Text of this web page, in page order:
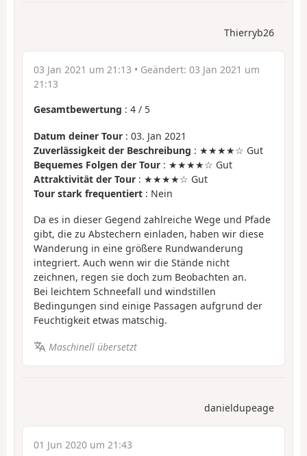
Thierryb26
03 Jan 2021 um 21:13 • Geändert: 03 Jan 2021 um
21:13
Gesamtbewertung : 4 / 5
Datum deiner Tour : 03. Jan 2021
Zuverlässigkeit der Beschreibung : ★★★★☆ Gut
Bequemes Folgen der Tour : ★★★★☆ Gut
Attraktivität der Tour : ★★★★☆ Gut
Tour stark frequentiert : Nein
Da es in dieser Gegend zahlreiche Wege und Pfade
gibt, die zu Abstechern einladen, haben wir diese
Wanderung in eine größere Rundwanderung
integriert. Auch wenn wir die Stände nicht
zeichnen, regen sie doch zum Beobachten an.
Bei leichtem Schneefall und windstillen
Bedingungen sind einige Passagen aufgrund der
Feuchtigkeit etwas matschig.
Maschinell übersetzt
danieldupeage
01 Jun 2020 um 21:43